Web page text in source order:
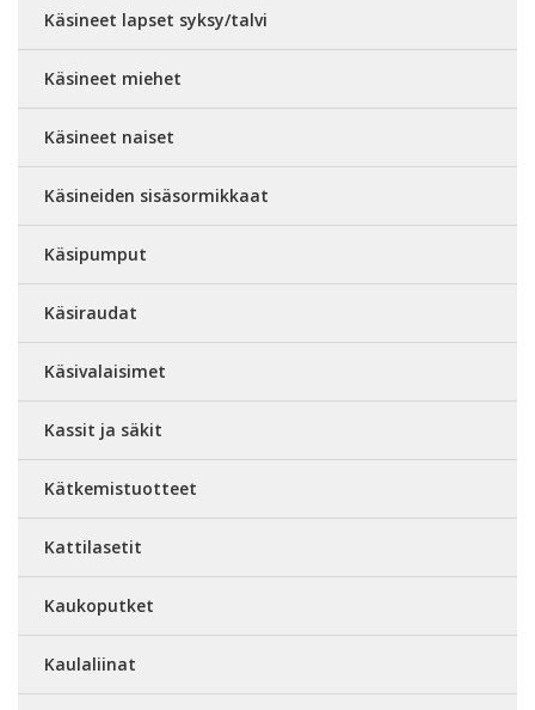
Käsineet lapset syksy/talvi
Käsineet miehet
Käsineet naiset
Käsineiden sisäsormikkaat
Käsipumput
Käsiraudat
Käsivalaisimet
Kassit ja säkit
Kätkemistuotteet
Kattilasetit
Kaukoputket
Kaulaliinat